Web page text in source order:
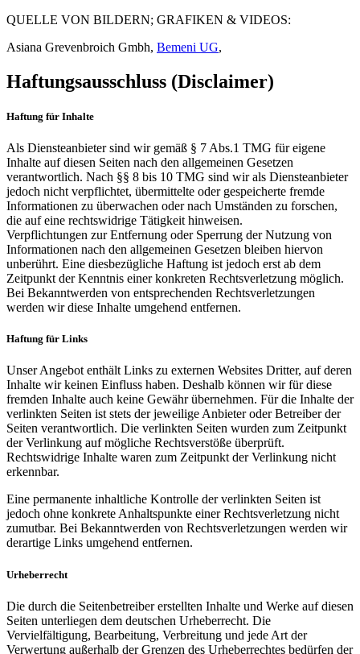
QUELLE VON BILDERN; GRAFIKEN & VIDEOS:
Asiana Grevenbroich Gmbh, Bemeni UG,
Haftungsausschluss (Disclaimer)
Haftung für Inhalte
Als Diensteanbieter sind wir gemäß § 7 Abs.1 TMG für eigene
Inhalte auf diesen Seiten nach den allgemeinen Gesetzen
verantwortlich. Nach §§ 8 bis 10 TMG sind wir als Diensteanbieter
jedoch nicht verpflichtet, übermittelte oder gespeicherte fremde
Informationen zu überwachen oder nach Umständen zu forschen,
die auf eine rechtswidrige Tätigkeit hinweisen.
Verpflichtungen zur Entfernung oder Sperrung der Nutzung von
Informationen nach den allgemeinen Gesetzen bleiben hiervon
unberührt. Eine diesbezügliche Haftung ist jedoch erst ab dem
Zeitpunkt der Kenntnis einer konkreten Rechtsverletzung möglich.
Bei Bekanntwerden von entsprechenden Rechtsverletzungen
werden wir diese Inhalte umgehend entfernen.
Haftung für Links
Unser Angebot enthält Links zu externen Websites Dritter, auf deren
Inhalte wir keinen Einfluss haben. Deshalb können wir für diese
fremden Inhalte auch keine Gewähr übernehmen. Für die Inhalte der
verlinkten Seiten ist stets der jeweilige Anbieter oder Betreiber der
Seiten verantwortlich. Die verlinkten Seiten wurden zum Zeitpunkt
der Verlinkung auf mögliche Rechtsverstöße überprüft.
Rechtswidrige Inhalte waren zum Zeitpunkt der Verlinkung nicht
erkennbar.
Eine permanente inhaltliche Kontrolle der verlinkten Seiten ist
jedoch ohne konkrete Anhaltspunkte einer Rechtsverletzung nicht
zumutbar. Bei Bekanntwerden von Rechtsverletzungen werden wir
derartige Links umgehend entfernen.
Urheberrecht
Die durch die Seitenbetreiber erstellten Inhalte und Werke auf diesen
Seiten unterliegen dem deutschen Urheberrecht. Die
Vervielfältigung, Bearbeitung, Verbreitung und jede Art der
Verwertung außerhalb der Grenzen des Urheberrechtes bedürfen der